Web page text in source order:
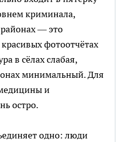
криминала,
— это
фотоотчётах
в сёлах слабая,
минимальный. Для
и
остро.
одно: люди